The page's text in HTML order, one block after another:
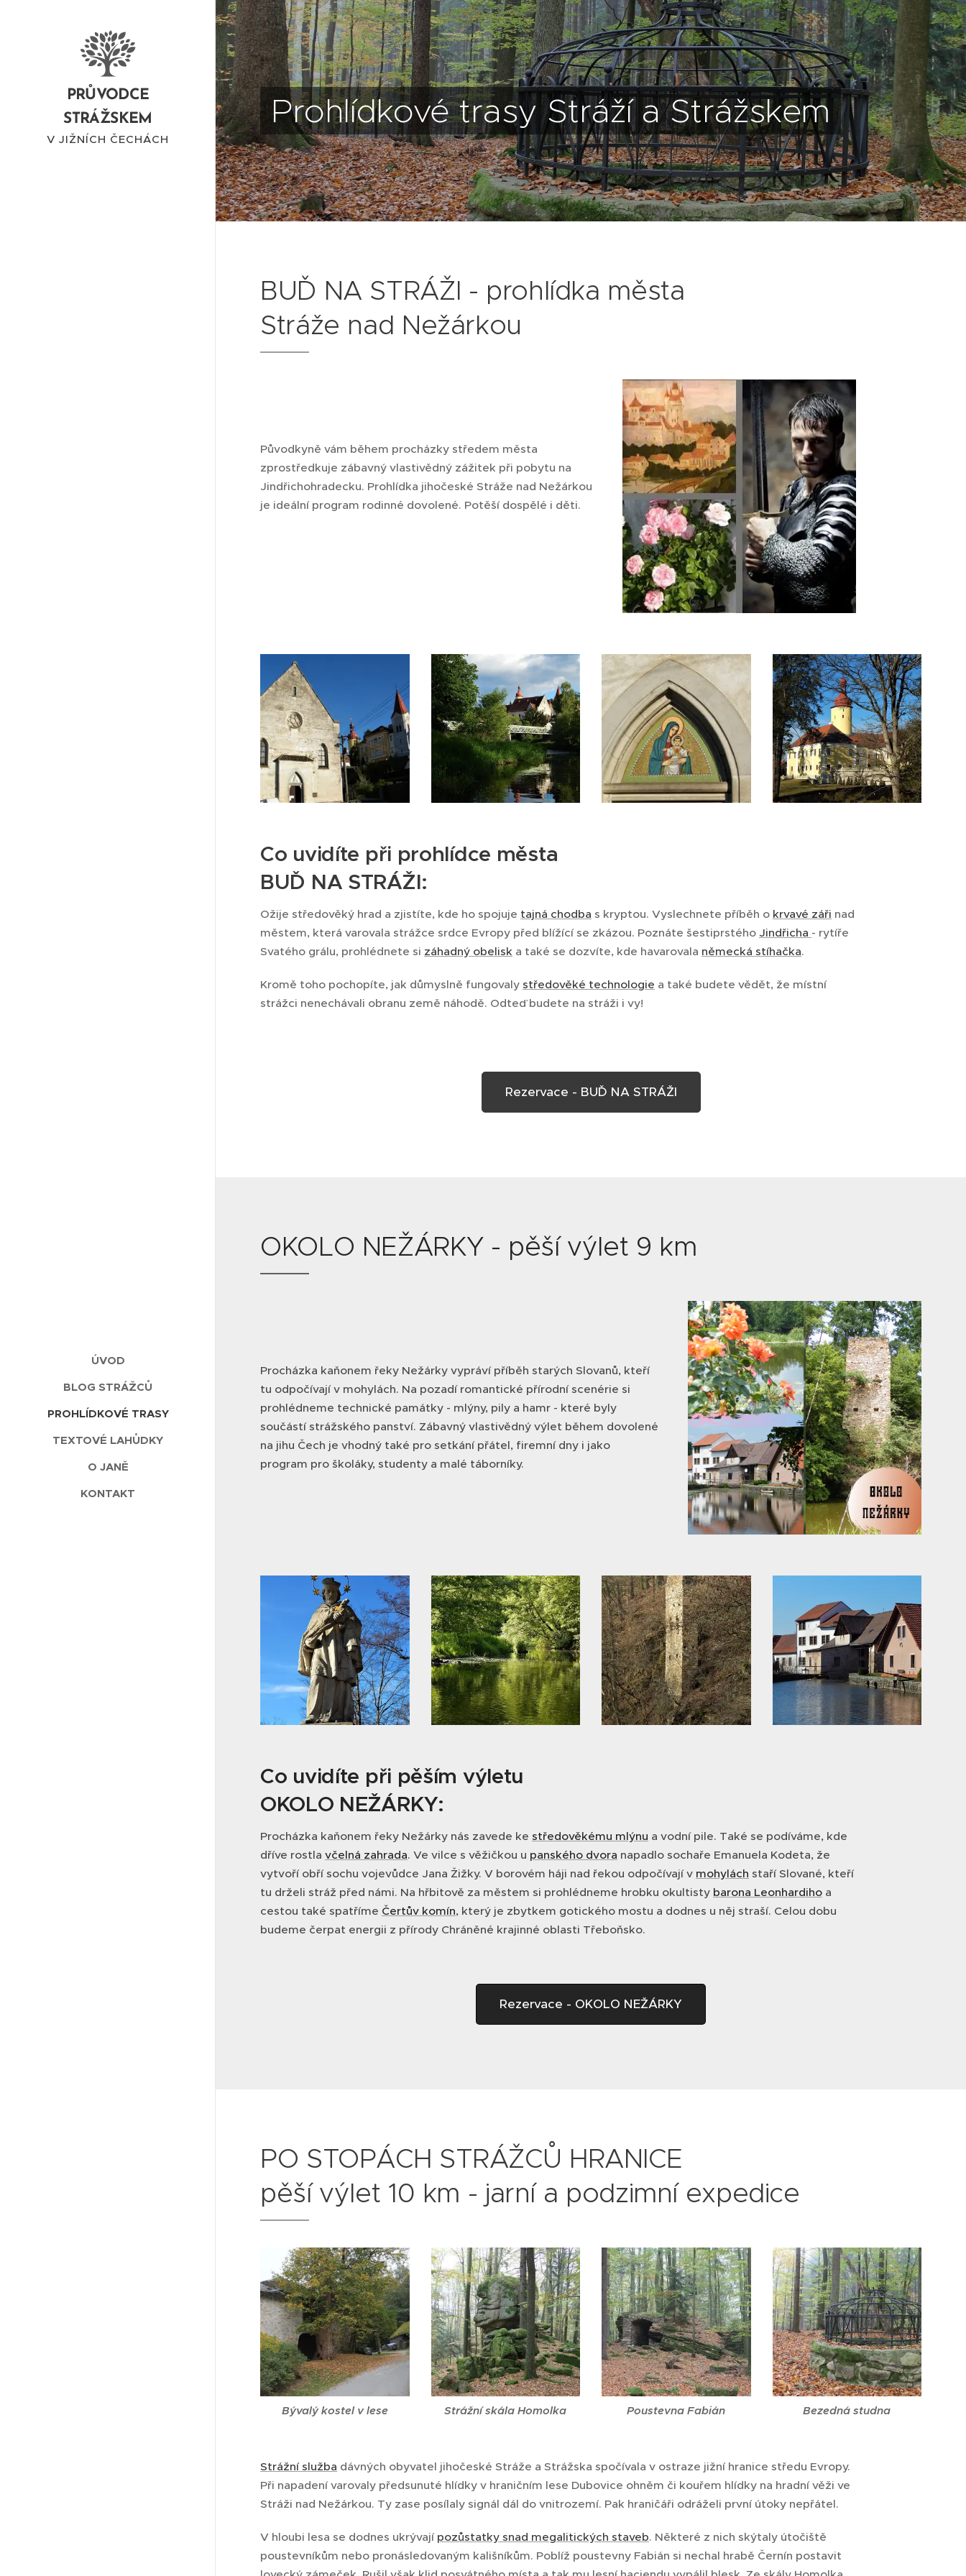
PRŮVODCE
STRÁŽSKEM
V JIŽNÍCH ČECHÁCH
ÚVOD
BLOG STRÁŽCŮ
PROHLÍDKOVÉ TRASY
TEXTOVÉ LAHŮDKY
O JANĚ
KONTAKT
Prohlídkové trasy Stráží a Strážskem
BUĎ NA STRÁŽI - prohlídka města
Stráže nad Nežárkou
Původkyně vám během procházky středem města
zprostředkuje zábavný vlastivědný zážitek při pobytu na
Jindřichohradecku. Prohlídka jihočeské Stráže nad Nežárkou
je ideální program rodinné dovolené. Potěší dospělé i děti.
Co uvidíte při prohlídce města
BUĎ NA STRÁŽI:
Ožije středověký hrad a zjistíte, kde ho spojuje tajná chodba s kryptou. Vyslechnete příběh o krvavé záři nad
městem, která varovala strážce srdce Evropy před blížící se zkázou. Poznáte šestiprstého Jindřicha - rytíře
Svatého grálu, prohlédnete si záhadný obelisk a také se dozvíte, kde havarovala německá stíhačka.
Kromě toho pochopíte, jak důmyslně fungovaly středověké technologie a také budete vědět, že místní
strážci nenechávali obranu země náhodě. Odteď budete na stráži i vy!
Rezervace - BUĎ NA STRÁŽI
OKOLO NEŽÁRKY - pěší výlet 9 km
Procházka kaňonem řeky Nežárky vypráví příběh starých Slovanů, kteří
tu odpočívají v mohylách. Na pozadí romantické přírodní scenérie si
prohlédneme technické památky - mlýny, pily a hamr - které byly
součástí strážského panství. Zábavný vlastivědný výlet během dovolené
na jihu Čech je vhodný také pro setkání přátel, firemní dny i jako
program pro školáky, studenty a malé táborníky.
Co uvidíte při pěším výletu
OKOLO NEŽÁRKY:
Procházka kaňonem řeky Nežárky nás zavede ke středověkému mlýnu a vodní pile. Také se podíváme, kde
dříve rostla včelná zahrada. Ve vilce s věžičkou u panského dvora napadlo sochaře Emanuela Kodeta, že
vytvoří obří sochu vojevůdce Jana Žižky. V borovém háji nad řekou odpočívají v mohylách staří Slované, kteří
tu drželi stráž před námi. Na hřbitově za městem si prohlédneme hrobku okultisty barona Leonhardiho a
cestou také spatříme Čertův komín, který je zbytkem gotického mostu a dodnes u něj straší. Celou dobu
budeme čerpat energii z přírody Chráněné krajinné oblasti Třeboňsko.
Rezervace - OKOLO NEŽÁRKY
PO STOPÁCH STRÁŽCŮ HRANICE
pěší výlet 10 km - jarní a podzimní expedice
Bývalý kostel v lese Strážní skála Homolka Poustevna Fabián Bezedná studna
Strážní služba dávných obyvatel jihočeské Stráže a Strážska spočívala v ostraze jižní hranice středu Evropy.
Při napadení varovaly předsunuté hlídky v hraničním lese Dubovice ohněm či kouřem hlídky na hradní věži ve
Stráži nad Nežárkou. Ty zase posílaly signál dál do vnitrozemí. Pak hraničáři odráželi první útoky nepřátel.
V hloubi lesa se dodnes ukrývají pozůstatky snad megalitických staveb. Některé z nich skýtaly útočiště
poustevníkům nebo pronásledovaným kališníkům. Poblíž poustevny Fabián si nechal hrabě Černín postavit